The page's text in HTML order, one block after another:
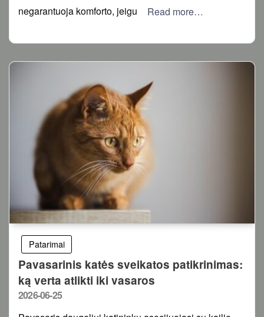
negarantuoja komforto, jeigu
Read more…
Patarimai
Pavasarinis katės sveikatos patikrinimas:
ką verta atlikti iki vasaros
Posted
2026-06-25